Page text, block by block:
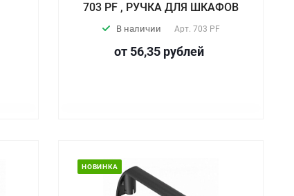
703 PF , РУЧКА ДЛЯ ШКАФОВ
В наличии Арт. 703 PF
от 56,35 рублей
НОВИНКА